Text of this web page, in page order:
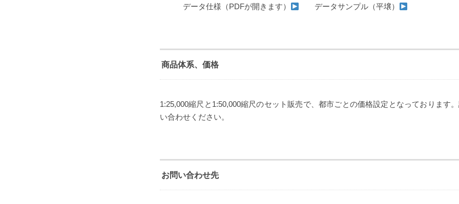
データ仕様（PDFが開きます） データサンプル（平壌）
商品体系、価格
1:25,000縮尺と1:50,000縮尺のセット販売で、都市ごとの価格設定となっております
い合わせください。
お問い合わせ先